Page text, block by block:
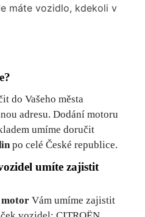
máte vozidlo, kdekoli v
do Vašeho města
adresu. Dodání motoru
umíme doručit
po celé České republice.
umíte zajistit
motor Vám umíme zajistit